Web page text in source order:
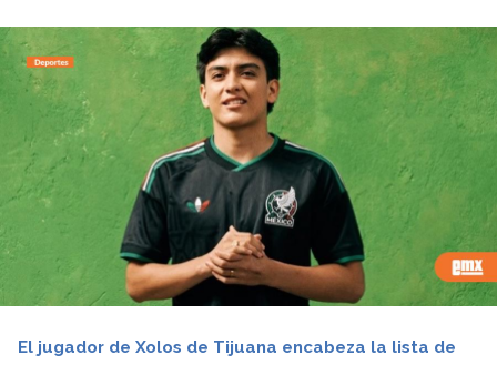
El jugador de Xolos de Tijuana encabeza la lista de